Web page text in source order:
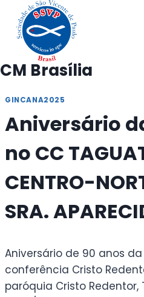
Pular
para
Conteúdo
CM Brasília
GINCANA2025
Aniversário
no CC
CENTRO-
SRA.
Aniversário de 90 anos
conferência Cristo
paróquia Cristo